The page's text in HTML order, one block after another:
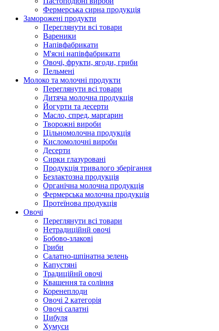
Фермерська сирна продукція
Заморожені продукти
Переглянути всі товари
Вареники
Напівфабрикати
М'ясні напівфабрикати
Овочі, фрукти, ягоди, гриби
Пельмені
Молоко та молочні продукти
Переглянути всі товари
Дитяча молочна продукція
Йогурти та десерти
Масло, спред, маргарин
Творожні вироби
Цільномолочна продукція
Кисломолочні вироби
Десерти
Сирки глазуровані
Продукція тривалого зберігання
Безлактозна продукція
Органічна молочна продукція
Фермерська молочна продукція
Протеїнова продукція
Овочі
Переглянути всі товари
Нетрадиційнй овочі
Бобово-злакові
Гриби
Салатно-шпінатна зелень
Капустяні
Традиційнй овочі
Квашення та соління
Корeнеплоди
Овочі 2 категорія
Овочі салатні
Цибуля
Хумуси